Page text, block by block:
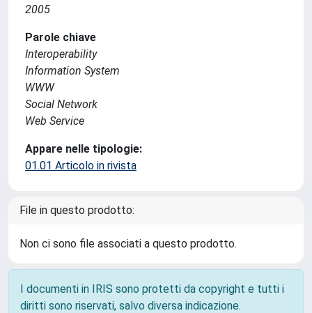
2005
Parole chiave
Interoperability
Information System
WWW
Social Network
Web Service
Appare nelle tipologie:
01.01 Articolo in rivista
File in questo prodotto:
Non ci sono file associati a questo prodotto.
I documenti in IRIS sono protetti da copyright e tutti i
diritti sono riservati, salvo diversa indicazione.